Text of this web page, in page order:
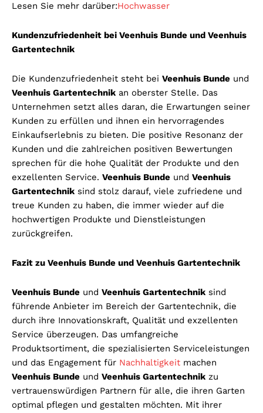
Lesen Sie mehr darüber:Hochwasser
Kundenzufriedenheit bei Veenhuis Bunde und Veenhuis
Gartentechnik
Die Kundenzufriedenheit steht bei Veenhuis Bunde und
Veenhuis Gartentechnik an oberster Stelle. Das
Unternehmen setzt alles daran, die Erwartungen seiner
Kunden zu erfüllen und ihnen ein hervorragendes
Einkaufserlebnis zu bieten. Die positive Resonanz der
Kunden und die zahlreichen positiven Bewertungen
sprechen für die hohe Qualität der Produkte und den
exzellenten Service. Veenhuis Bunde und Veenhuis
Gartentechnik sind stolz darauf, viele zufriedene und
treue Kunden zu haben, die immer wieder auf die
hochwertigen Produkte und Dienstleistungen
zurückgreifen.
Fazit zu Veenhuis Bunde und Veenhuis Gartentechnik
Veenhuis Bunde und Veenhuis Gartentechnik sind
führende Anbieter im Bereich der Gartentechnik, die
durch ihre Innovationskraft, Qualität und exzellenten
Service überzeugen. Das umfangreiche
Produktsortiment, die spezialisierten Serviceleistungen
und das Engagement für Nachhaltigkeit machen
Veenhuis Bunde und Veenhuis Gartentechnik zu
vertrauenswürdigen Partnern für alle, die ihren Garten
optimal pflegen und gestalten möchten. Mit ihrer